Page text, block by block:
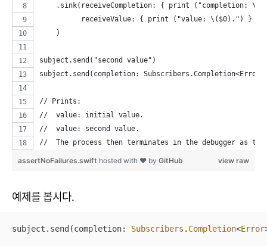
.sink(receiveCompletion: { print ("completion:
          receiveValue: { print ("value: \($0).") }
    )
subject.send("second value")
subject.send(completion:
// Prints:
//  value: initial value.
//  value: second value.
//  The process then terminates in the debugger as
view raw
assertNoFailures.swift hosted with ❤ by GitHub
예제를 봅시다.
subject.send(completion: Subscribers . Completion<Error